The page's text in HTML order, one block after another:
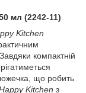
мл (2242-11)
Kitchen
компактній
що робить
Kitchen з